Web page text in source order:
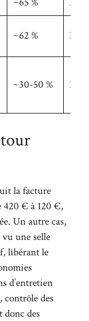
~62 %
~30-50 %
la facture
420 € à 120 €,
Un autre cas,
une selle
libérant le
d’entretien
des
des